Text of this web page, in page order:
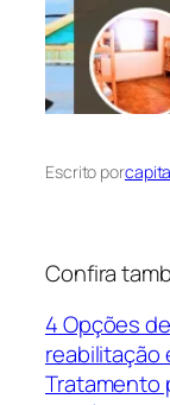
Escrito por
Confira
4 Opções
reabilitação
Tratamento